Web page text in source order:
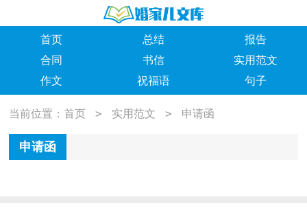
首页 总结
报告
合同
书信
实用范文
作文
祝福语 句子
当前位置：首页 > 实用范文 > 申请函
申请函